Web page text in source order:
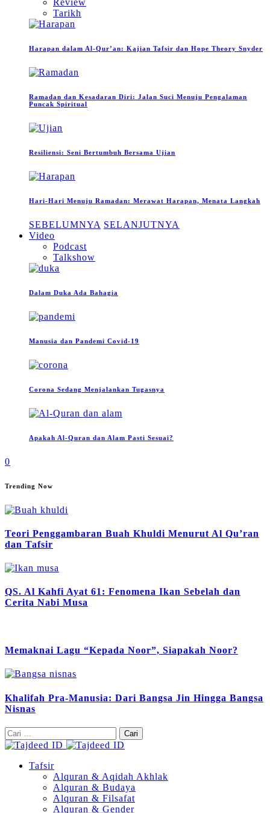
Review
Tarikh
Harapan dalam Al-Qur’an: Kajian Tafsir dan Hope Theory Snyder
Ramadan dan Kesadaran Diri: Jalan Suci Menuju Pengalaman
Puncak Spiritual
Resiliensi: Seni Bertumbuh Bersama Ujian
Hari-Hari Menuju Ramadan: Merawat Harapan, Menata Langkah
SEBELUMNYA SELANJUTNYA
Video
Podcast
Talkshow
Dalam Duka Ada Bahagia
Manusia dan Pandemi Covid-19
Corona Sedang Menjalankan Tugasnya
Apakah Al-Quran dan Alam Pasti Sesuai?
0
Trending Now
Teori Penggambaran Buah Khuldi Menurut Al Qu’ran
dan Tafsir
QS. Al Kahfi Ayat 61: Fenomena Ikan Sebelah dan
Cerita Nabi Musa
Memaknai Lagu “Kepada Noor”, Siapakah Noor?
Khalifah Pra-Manusia: Dari Bangsa Jin Hingga Bangsa
Nisnas
Cari
untuk:
Tafsir
Alquran & Aqidah Akhlak
Alquran & Budaya
Alquran & Filsafat
Alquran & Gender